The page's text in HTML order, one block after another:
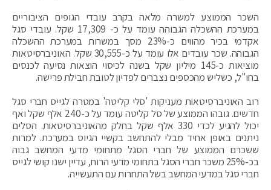
השכר הממוצע למשרה מלאה בקרב עובדי הגופים הציבוריים
במערכת ההשכלה הגבוהה עומד על כ- 17,309 שקל. עובדי סגל
אקדמי בכיר מהווים כ-23% מסך במשרות במערכת ההשכלה
הגבוהה. שכר עובדים אלו עומד על כ-30,555 שקל. האוניברסיטאות
מוציאות כ-145 מיליון שקל בשנה לכיסוי הוצאות נסיעה לכנסים
בחו"ל, כשליש מהכספים נצברים לפדיון לטובת חבילת פרישה.
רוב האוניברסיטאות מעניקות 'סלי קליטה' במטרה לגייס חברי סגל
חדשים. גובהו הממוצע של סל קליטה עומד על כ-240 אלף שקל ואף
יכול להגיע לכדי 330 אלף שקל בחלק מהאוניברסיטאות. הסלים
ניתנים באופן אחיד מבלי להתחשב בקשיי הגיוס במערכת. למרות
ששכרם הממוצע של חברי הסגל מתחומי מדעי המחשב גבוה
בכ-25% משכר חברי הסגל בתחומי מדעי הרוח, עדיין ישנו קושי לגייס
חברי סגל במדעי המחשב בשל התחרות עם התעשייה.